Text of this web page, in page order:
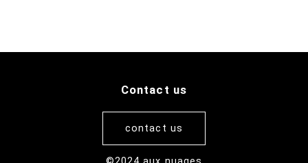
Contact us
contact us